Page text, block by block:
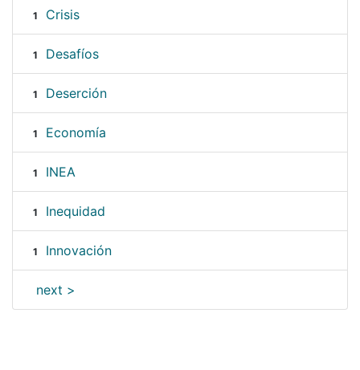
1 Crisis
1 Desafíos
1 Deserción
1 Economía
1 INEA
1 Inequidad
1 Innovación
next >